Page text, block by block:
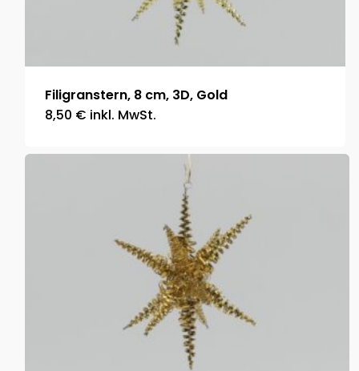
Filigranstern, 8 cm, 3D, Gold
8,50 € inkl. MwSt.